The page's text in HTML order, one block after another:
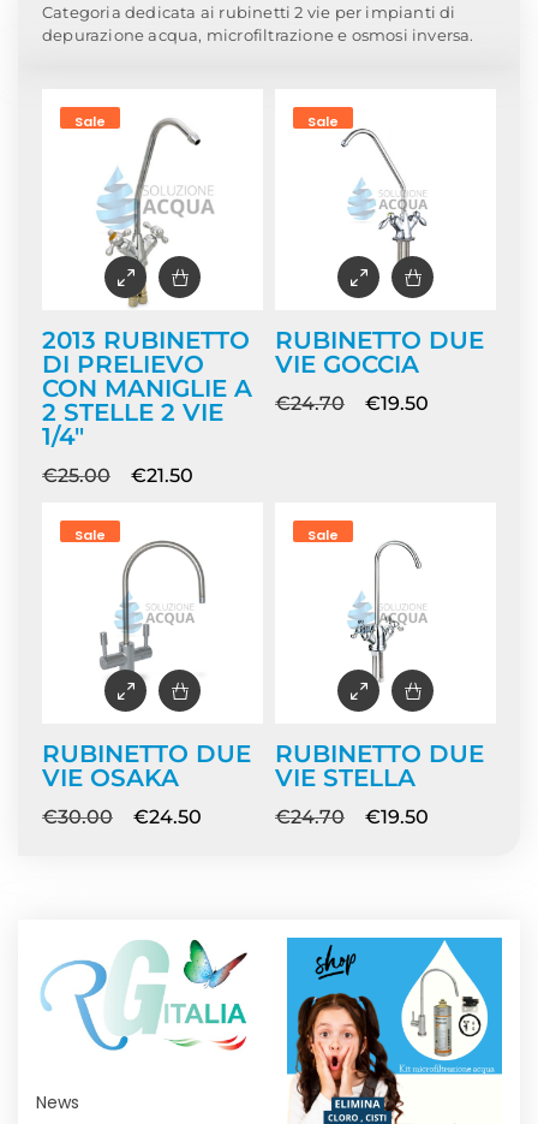
Categoria dedicata ai rubinetti 2 vie per impianti di
depurazione acqua, microfiltrazione e osmosi inversa.
Sale
2013 RUBINETTO
DI PRELIEVO
CON MANIGLIE A
2 STELLE 2 VIE
1/4″
€25.00 €21.50
Sale
RUBINETTO DUE
VIE GOCCIA
€24.70 €19.50
Sale
RUBINETTO DUE
VIE OSAKA
€30.00 €24.50
Sale
RUBINETTO DUE
VIE STELLA
€24.70 €19.50
News